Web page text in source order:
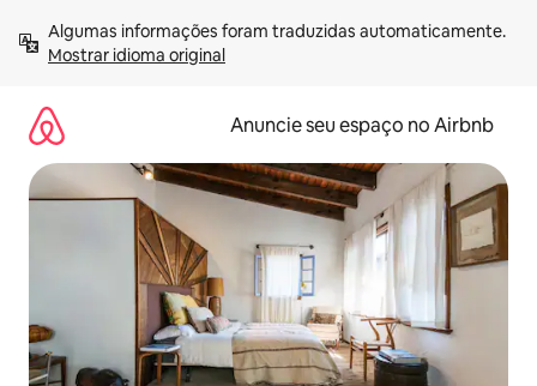
para
Mostrar idioma original
Anuncie seu espaço no Airbnb